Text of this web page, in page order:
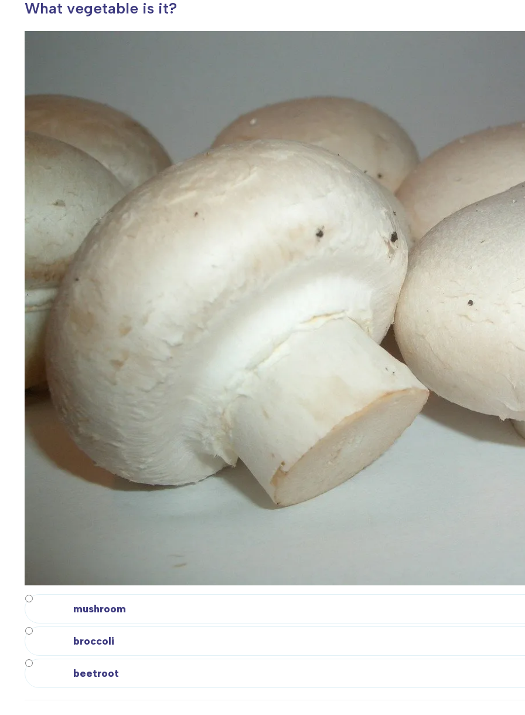
What vegetable is it?
mushroom
broccoli
beetroot